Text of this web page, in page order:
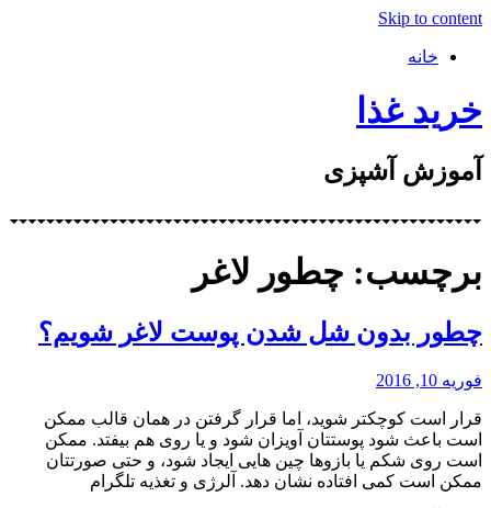
Skip to content
خانه
خرید غذا
آموزش آشپزی
برچسب: چطور لاغر
چطور بدون شل شدن پوست لاغر شویم؟
فوریه 10, 2016
قرار است کوچکتر شوید، اما قرار گرفتن در همان قالب ممکن
است باعث شود پوستتان آویزان شود و یا روی هم بیفتد. ممکن
است روی شکم یا بازوها چین هایی ایجاد شود، و حتی صورتتان
ممکن است کمی افتاده نشان دهد. آلرژی و تغذیه تلگرام